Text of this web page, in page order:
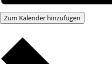
Zum Kalender hinzufügen